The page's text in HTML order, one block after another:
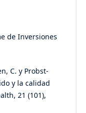
de Inversiones
C. y Probst-
y la calidad
21 (101),